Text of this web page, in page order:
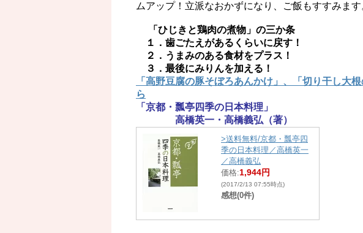
ムアップ！立派なおかずになり、ご飯もすすみます
「ひじきと鶏肉の煮物」の三か条
１．歯ごたえがあるくらいに戻す！
２．うまみのある食材をプラス！
３．最後にみりんを加える！
「高野豆腐の豚そぼろあんかけ」、「切り干し大
ら
「京都・瓢亭四季の日本料理」
高橋英一・高橋義弘（著）
>送料無料/京都・瓢亭四
季の日本料理／高橋英一
／高橋義弘
価格:1,944円
(2017/2/13 07:55時点)
感想(0件)